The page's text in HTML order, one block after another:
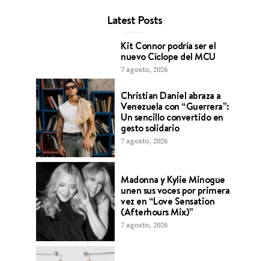
Latest Posts
Kit Connor podría ser el
nuevo Cíclope del MCU
7 agosto, 2026
Christian Daniel abraza a
Venezuela con “Guerrera”:
Un sencillo convertido en
gesto solidario
7 agosto, 2026
Madonna y Kylie Minogue
unen sus voces por primera
vez en “Love Sensation
(Afterhours Mix)”
7 agosto, 2026